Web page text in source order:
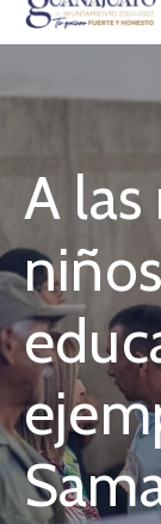
Noticias
Transparencia
Pública
Biblioteca
A las